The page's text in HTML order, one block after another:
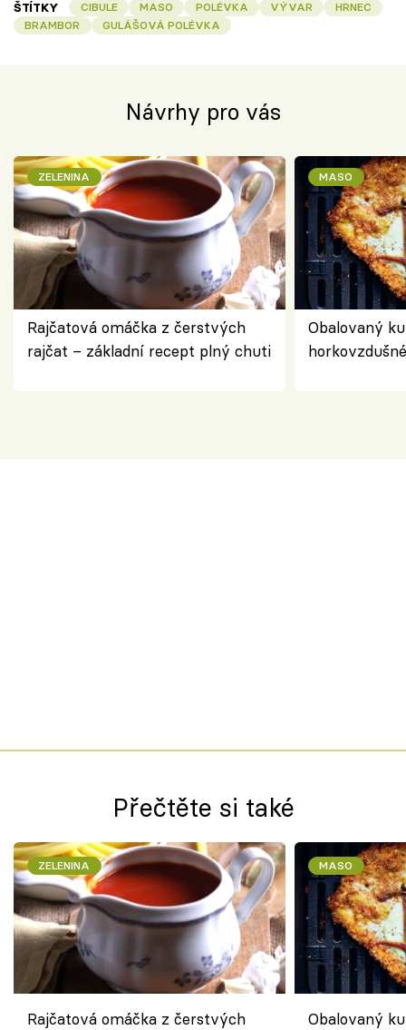
ŠTÍTKY CIBULE MASO POLÉVKA VÝVAR
HRNEC
BRAMBOR
GULÁŠOVÁ POLÉVKA
Návrhy pro vás
ZELENINA
Rajčatová omáčka z čerstvých
rajčat – základní recept plný chuti
MASO
Obalovaný
Přečtěte si také
ZELENINA
Rajčatová omáčka z čerstvých
MASO
Obalovaný